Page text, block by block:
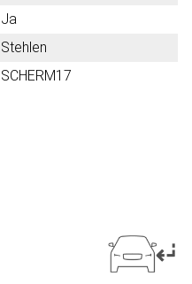
Ja
Stehlen
SCHERM17